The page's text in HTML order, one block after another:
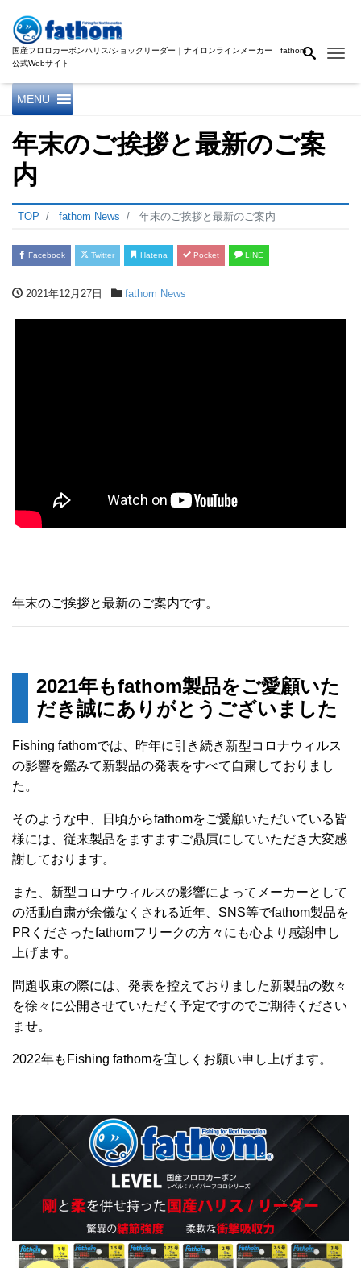
国産フロロカーボンハリス/ショックリーダー｜ナイロンラインメーカー fathom
公式Webサイト
MENU
年末のご挨拶と最新のご案
内
TOP fathom News 年末のご挨拶と最新のご案内
Facebook Twitter Hatena Pocket LINE
2021年12月27日 fathom News
年末のご挨拶と最新のご案内です。
2021年もfathom製品をご愛顧いた
だき誠にありがとうございました
Fishing fathomでは、昨年に引き続き新型コロナウィルス
の影響を鑑みて新製品の発表をすべて自粛しておりまし
た。
そのような中、日頃からfathomをご愛顧いただいている皆
様には、従来製品をますますご贔屓にしていただき大変感
謝しております。
また、新型コロナウィルスの影響によってメーカーとして
の活動自粛が余儀なくされる近年、SNS等でfathom製品を
PRくださったfathomフリークの方々にも心より感謝申し
上げます。
問題収束の際には、発表を控えておりました新製品の数々
を徐々に公開させていただく予定ですのでご期待ください
ませ。
2022年もFishing fathomを宜しくお願い申し上げます。